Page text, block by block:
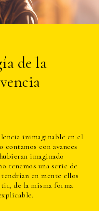
de la
inimaginable en el
con avances
imaginado
tenemos una serie de
en mente ellos
de la misma forma